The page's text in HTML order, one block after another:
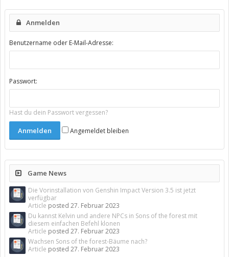
Anmelden
Benutzername oder E-Mail-Adresse:
Passwort:
Hast du dein Passwort vergessen?
Angemeldet bleiben
Game News
Die Vorinstallation von Genshin Impact Version 3.5 ist jetzt
verfügbar
Article posted 27. Februar 2023
Du kannst Kelvin und andere NPCs in Sons of the forest mit
diesem einfachen Befehl klonen
Article posted 27. Februar 2023
Wachsen Sons of the forest-Bäume nach?
Article posted 27. Februar 2023